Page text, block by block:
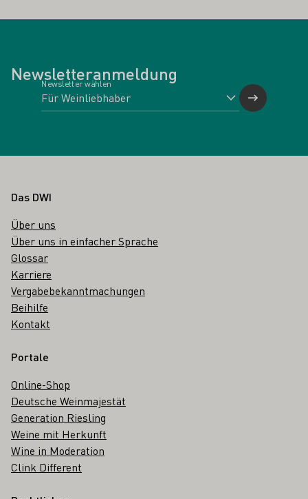
Newsletteranmeldung
Newsletter wählen
Fußbereich
Das DWI
Über uns
Über uns in einfacher Sprache
Glossar
Karriere
Vergabebekanntmachungen
Beihilfe
Kontakt
Portale
Online-Shop
Deutsche Weinmajestät
Generation Riesling
Weine mit Herkunft
Wine in Moderation
Clink Different